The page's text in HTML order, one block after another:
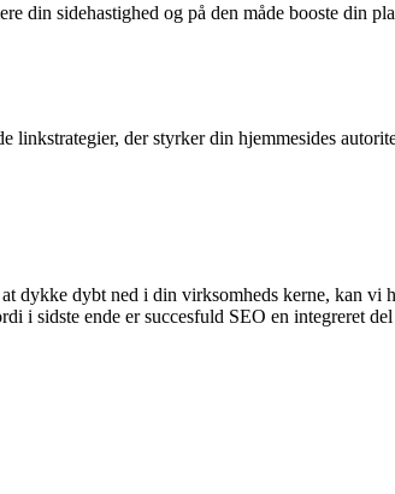
din sidehastighed og på den måde booste din
linkstrategier, der styrker din hjemmesides
dykke dybt ned i din virksomheds kerne, kan vi
i sidste ende er succesfuld SEO en integreret